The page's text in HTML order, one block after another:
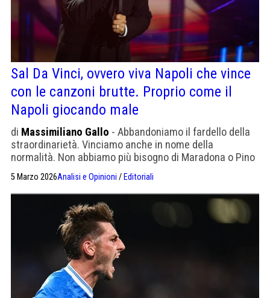
Sal Da Vinci, ovvero viva Napoli che vince
con le canzoni brutte. Proprio come il
Napoli giocando male
di Massimiliano Gallo - Abbandoniamo il fardello della
straordinarietà. Vinciamo anche in nome della
normalità. Non abbiamo più bisogno di Maradona o Pino
Vinci. Vivaddio.
5 Marzo 2026Analisi e Opinioni / Editoriali